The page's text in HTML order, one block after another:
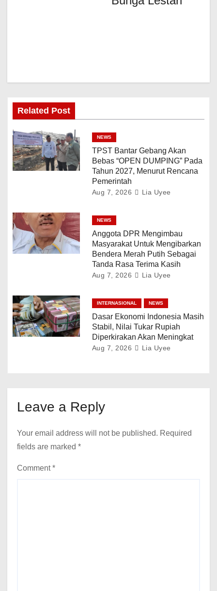
Related Post
NEWS
TPST Bantar Gebang Akan
Bebas “OPEN DUMPING” Pada
Tahun 2027, Menurut Rencana
Pemerintah
Aug 7, 2026 Lia Uyee
NEWS
Anggota DPR Mengimbau
Masyarakat Untuk Mengibarkan
Bendera Merah Putih Sebagai
Tanda Rasa Terima Kasih
Aug 7, 2026 Lia Uyee
INTERNASIONAL NEWS
Dasar Ekonomi Indonesia Masih
Stabil, Nilai Tukar Rupiah
Diperkirakan Akan Meningkat
Aug 7, 2026 Lia Uyee
Leave a Reply
Your email address will not be published. Required
fields are marked *
Comment*